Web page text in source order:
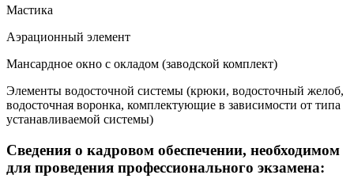
Мастика
Аэрационный элемент
Мансардное окно с окладом (заводской комплект)
Элементы водосточной системы (крюки, водосточный желоб,
водосточная воронка, комплектующие в зависимости от типа
устанавливаемой системы)
Сведения о кадровом обеспечении, необходимом
для проведения профессионального экзамена: